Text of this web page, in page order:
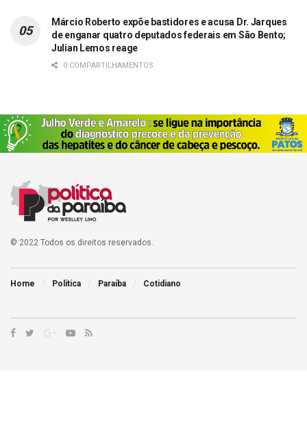
Márcio Roberto expõe bastidores e acusa Dr. Jarques
de enganar quatro deputados federais em São Bento;
Julian Lemos reage
0 COMPARTILHAMENTOS
© 2022 Todos os direitos reservados.
Home Política Paraíba Cotidiano